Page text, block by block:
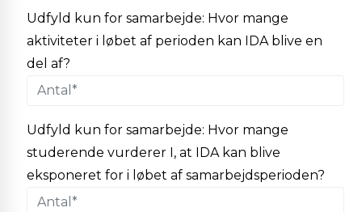
Udfyld kun for samarbejde: Hvor mange
aktiviteter i løbet af perioden kan IDA blive en
del af?
Udfyld kun for samarbejde: Hvor mange
studerende vurderer I, at IDA kan blive
eksponeret for i løbet af samarbejdsperioden?